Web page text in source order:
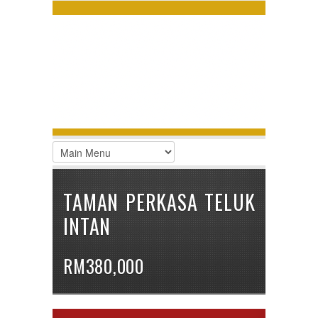
LOGIN
Remember Me
Register|Recover Password
TAMAN PERKASA TELUK
INTAN
RM380,000